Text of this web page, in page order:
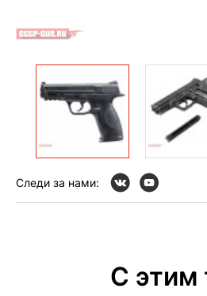
Следи за нами:
С этим